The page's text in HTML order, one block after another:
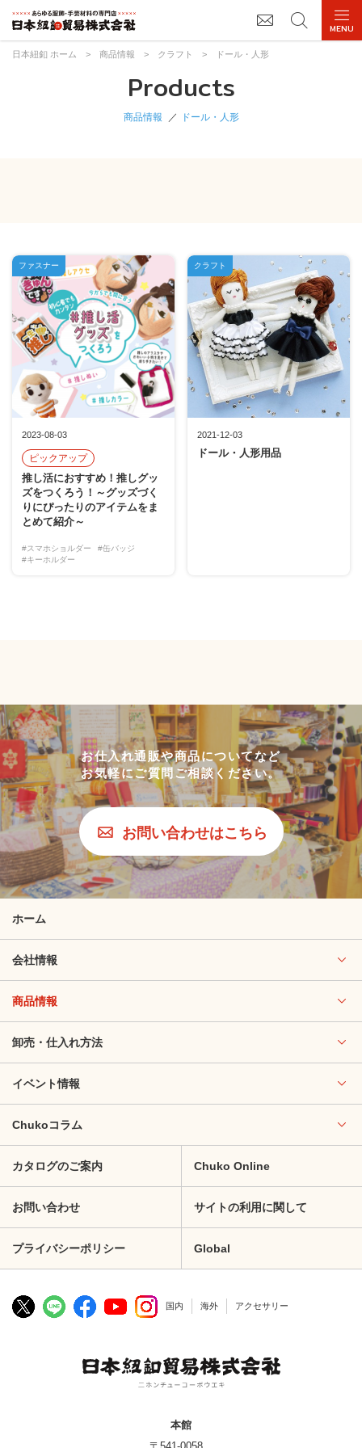
日本紐釦 ホーム > 商品情報 > クラフト > ドール・人形
Products
商品情報 ドール・人形
2023-08-03
ピックアップ
推し活におすすめ！推しグッ
ズをつくろう！～グッズづく
りにぴったりのアイテムをま
とめて紹介～
#スマホショルダー
#缶バッジ
#キーホルダー
ファスナー
2021-12-03
ドール・人形用品
クラフト
お仕入れ通販や商品についてなど
お気軽にご質問ご相談ください。
お問い合わせはこちら
ホーム
会社情報
商品情報
卸売・仕入れ方法
イベント情報
Chukoコラム
カタログのご案内 Chuko Online
お問い合わせ サイトの利用に関して
プライバシーポリシー Global
国内 海外 アクセサリー
本館